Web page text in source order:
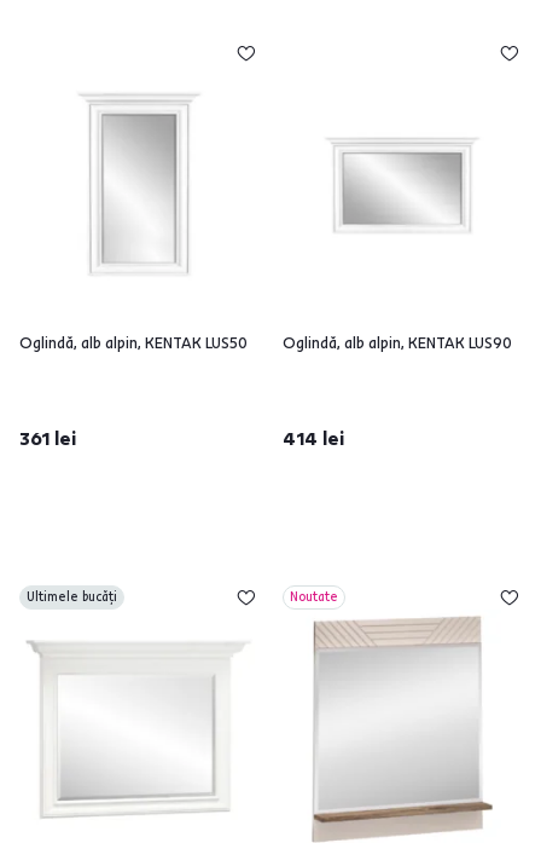
Oglindă, alb alpin, KENTAK LUS50
361 lei
Oglindă, alb alpin, KENTAK LUS90
414 lei
Ultimele bucăți Noutate